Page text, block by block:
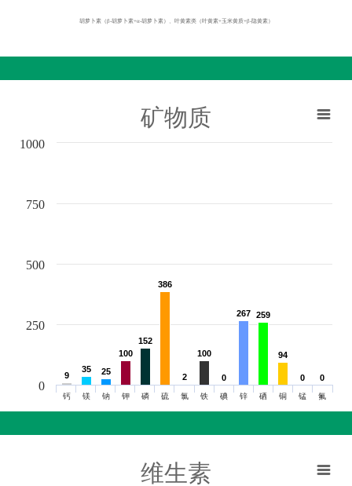
胡萝卜素（β-胡萝卜素+α-胡萝卜素）、叶黄素类（叶黄素+玉米黄质+β-隐黄素）
矿物质
9
9
35
35 25
25
100
100
152
152
386
386
2
2
100
100
0
0
267
267 259
259
94
94
0
0 0
0
钙 镁 钠 钾 磷 硫 氯 铁 碘 锌 硒 铜 锰 氟
0
250
500
750
1000
维生素